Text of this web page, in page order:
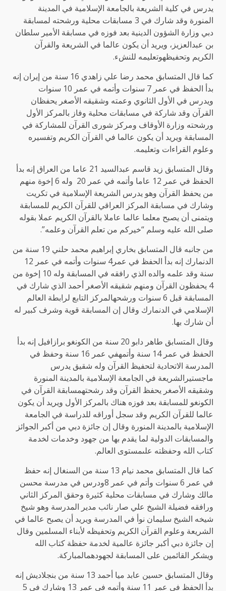
يدرس في كلية الشريعة بالجامعة الإسلامية في المدينة
المنورة وقد شارك في 3 مسابقات محلية ورشحته لمسابقة
دبي وزارة الشؤون الدينية بعد فوزه في مسابقة الأمير سلطان
بن عبدالعزيز، ويريد أن يكون عالما في الشريعة والقرآن
الكريم وتحفيظهوتعليمه للنشء.
كما قال المتسابق محمد رضا علي زاهدي 16 سنة من إيران إنه
بدأ الحفظ في عمر 7 سنوات وأتمه في عمر 10 سنوات
ويدرس في الأول الثانوي وعمته وشقيقه الأصغر يحفظان
القرآن وقد شاركة في مسابقات محلية وفاز بالمركز الأول
ورشحته وزارة الأوقاف ومركز شورى القرآن للمشاركة في
المسابقة ويريد أن يكون عالما في القرآن الكريم وتفسيره
وعلوم القراءات وتعليمه.
وقال المتسابق زيد قاسم عبدالسيد 21 عاما من العراق إنه بدأ
الحفظ في عمر 12 عاما وأتمه في عمر 20 وله 6 إخوة منهم
من يحفظ القرآن وهو يدرس الشريعة الإسلامية في تكريت
وشارك في مسابقة المركز العراقي للقرآن الكريم للمسابقة
ويتمنى أن يصبح معلما عالما عاملا بالقرآن الكريم عملا بقوله
صلى الله عليه وسلم “خيركم من تعلم القرآن وعلمه”.
من جانبه قال المتسابق بخاري إبراهيم محمد حلني 19 سنة من
الدنمارك إنه بدأ الحفظ في عمر4 سنوات وأتمه في عمر 12
سنة وقد علمه والده الذي رافقه في المسابقة وله 10 إخوة من
4 يحفظون القرآن ومنهم شقيقه الأصغر أحمد الذي شارك في
المسابقة قبل 6 سنوات ورشحهالمركز التابع لرابطة العالم
الإسلامي في الدنمارك وقال إن المسابقة قوية وشرف كبير له
أن شارك بها.
وقال المتسابق طاهر دابو 20 سنة من الكونغو برازافيل إنه بدأ
الحفظ في عمر 14 سنة وأتمهفي عمر 16 سنة وحفظ في
المدرسة الاتحادية لتحفيظ القرآن وله شقيق يدرس
ماجستيرالشريعة في الجامعة الإسلامية بالمدينة المنورة
وشقيقه الأصغر يحفظ القرآن وقد رشحتهمسابقة القرآن في
الكونغو للمسابقة بعد فوزه هناك بالمركز الأول ويريد أن يكون
عالما للقرآن الكريم وقد سجل أوراقه للدراسة في الجامعة
الإسلامية بالمدينة المنورة وقال إن جائزة دبي من أكبر الجوائز
والمسابقات الدولية لما يقدم بها من جهود وخدمات لخدمة
كتاب الله وحفظته علىمستوى العالم.
كما قال المتسابق محمد نيام 13 سنة من السنغال إنه حفظ
في عمر 6 سنوات وأتم في عمر 8ودرس في مدرسة محسن
مالك وشارك في مسابقات محلية كثيرة وحقق المركز الثاني
ورافقه فضيلة الشيخ علي صار نائب مدير المدرسة وهو شيخ
شيخه الشيخ سليمان نوأ في المدرسة ويريد أن يصبح عالما في
الشريعة وعلوم القرآن الكريم وتحفيظه لأبناء المسلمين وقال
إن جائزة دبي أكبر جائزة عالمية لخدمة حفظة كتاب الله
ويشكر القائمين على المسابقة لجهودهمالمباركة.
وقال المتسابق حسين عابد ميا أحمد 13 سنة من بنجلاديش إنه
بدأ الحفظ في عمر 11 سنة وأتمه في عمر 13 وشارك في 5